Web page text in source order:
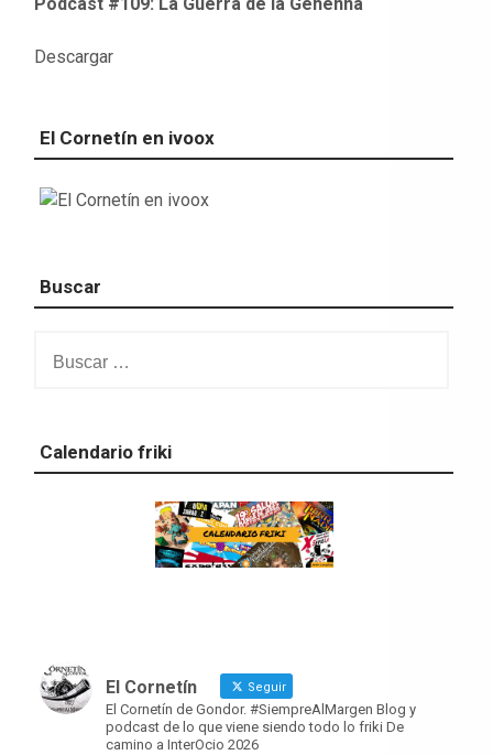
Podcast #109: La Guerra de la Gehenna
Descargar
El Cornetín en ivoox
Buscar
Calendario friki
El Cornetín Seguir
El Cornetín de Gondor. #SiempreAlMargen Blog y
podcast de lo que viene siendo todo lo friki De
camino a InterOcio 2026